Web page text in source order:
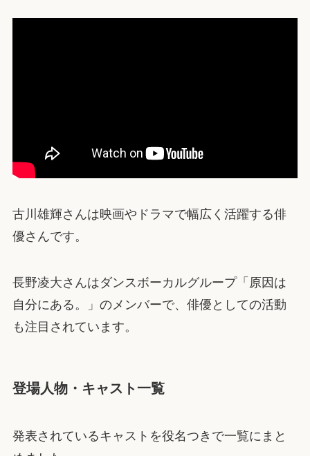
古川雄輝さんは映画やドラマで幅広く活躍する俳
優さんです。
長野凌大さんはダンスボーカルグループ「原因は
自分にある。」のメンバーで、俳優としての活動
も注目されています。
登場人物・キャスト一覧
発表されているキャストを役名つきで一覧にまと